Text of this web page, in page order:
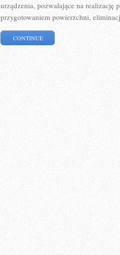
urządzenia, pozwalające na realizację
przygotowaniem powierzchni,
CONTINUE